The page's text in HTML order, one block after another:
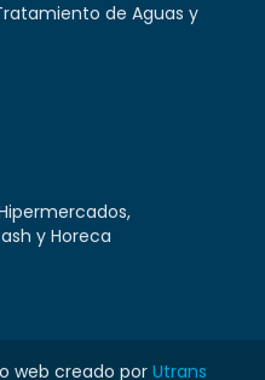
de Aguas y
y Horeca
web creado por Utrans